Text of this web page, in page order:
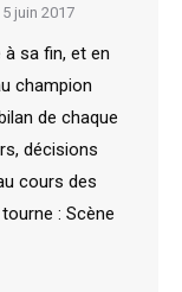
5 juin 2017
sa fin, et en
champion
de chaque
décisions
cours des
: Scène